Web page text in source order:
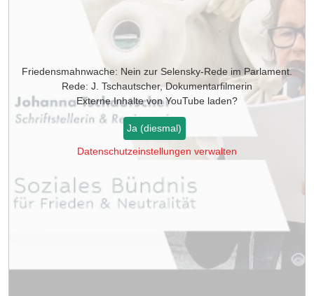
Friedensmahnwache: Nein zur Selensky-Rede im Parlament.
Rede: J. Tschautscher, Dokumentarfilmerin
Externe Inhalte vonYouTube laden?
Ja (diesmal)
Datenschutzeinstellungen verwalten